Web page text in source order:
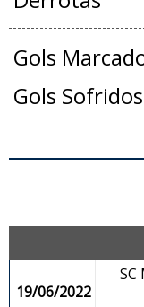
Gols
Gols Sofridos
19/06/2022